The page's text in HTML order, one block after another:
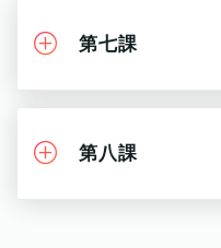
第七課
第八課